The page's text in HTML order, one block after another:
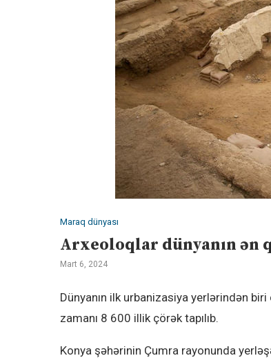
Maraq dünyası
Arxeoloqlar dünyanın ən
Mart 6, 2024
Dünyanın ilk urbanizasiya yerlərindən
zamanı 8 600 illik çörək tapılıb.
Konya şəhərinin Çumra rayonunda